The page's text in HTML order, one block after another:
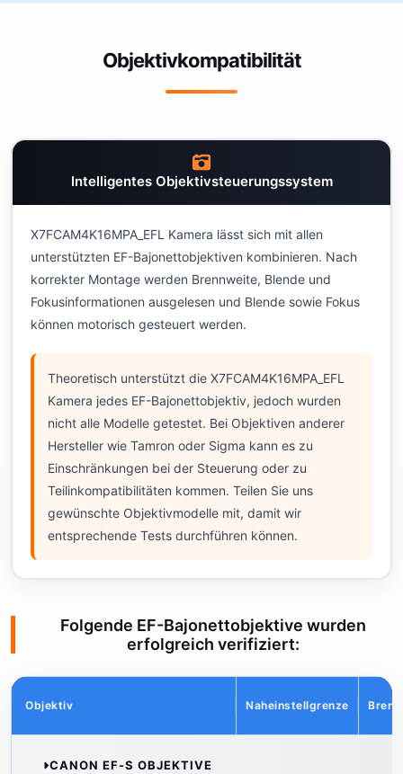
Objektivkompatibilität
Intelligentes Objektivsteuerungssystem
X7FCAM4K16MPA_EFL Kamera lässt sich mit allen
unterstützten EF-Bajonettobjektiven kombinieren. Nach
korrekter Montage werden Brennweite, Blende und
Fokusinformationen ausgelesen und Blende sowie Fokus
können motorisch gesteuert werden.
Theoretisch unterstützt die X7FCAM4K16MPA_EFL
Kamera jedes EF-Bajonettobjektiv, jedoch wurden
nicht alle Modelle getestet. Bei Objektiven anderer
Hersteller wie Tamron oder Sigma kann es zu
Einschränkungen bei der Steuerung oder zu
Teilinkompatibilitäten kommen. Teilen Sie uns
gewünschte Objektivmodelle mit, damit wir
entsprechende Tests durchführen können.
Folgende EF-Bajonettobjektive wurden
erfolgreich verifiziert:
Objektiv Naheinstellgrenze
CANON EF-S OBJEKTIVE